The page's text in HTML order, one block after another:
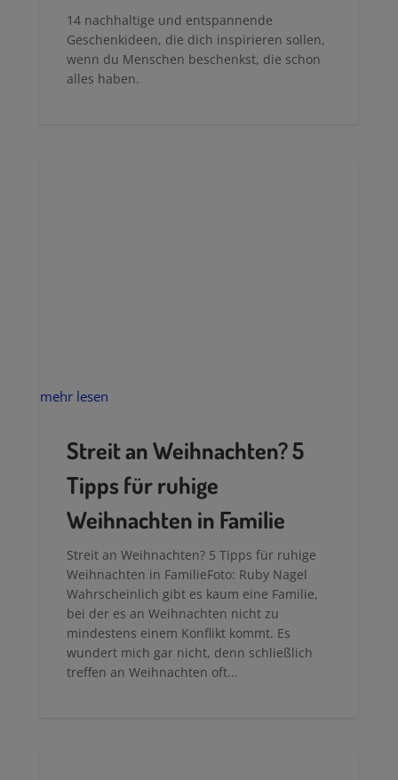
14 nachhaltige und entspannende
Geschenkideen, die dich inspirieren sollen,
wenn du Menschen beschenkst, die schon
alles haben.
Streit an Weihnachten? 5
Tipps für ruhige
Weihnachten in Familie
Streit an Weihnachten? 5 Tipps für ruhige
Weihnachten in FamilieFoto: Ruby Nagel
Wahrscheinlich gibt es kaum eine Familie,
bei der es an Weihnachten nicht zu
mindestens einem Konflikt kommt. Es
wundert mich gar nicht, denn schließlich